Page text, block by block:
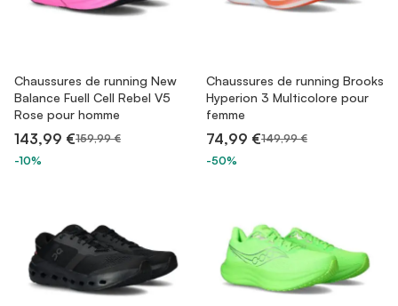
Chaussures de running New
Balance Fuell Cell Rebel V5
Rose pour homme
143,99 €159,99 €
-10%
Chaussures de running Brooks
Hyperion 3 Multicolore pour
femme
74,99 €149,99 €
-50%